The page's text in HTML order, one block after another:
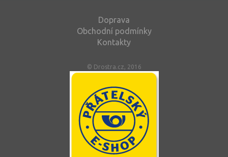
Doprava
Obchodní podmínky
Kontakty
© Drostra.cz, 2016